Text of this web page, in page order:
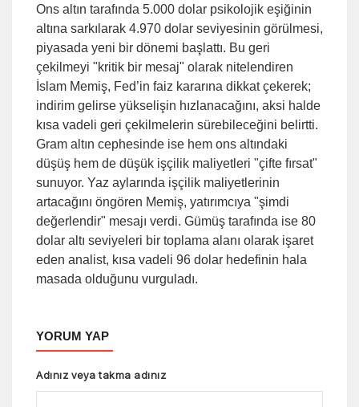
Ons altın tarafında 5.000 dolar psikolojik eşiğinin
altına sarkılarak 4.970 dolar seviyesinin görülmesi,
piyasada yeni bir dönemi başlattı. Bu geri
çekilmeyi "kritik bir mesaj" olarak nitelendiren
İslam Memiş, Fed’in faiz kararına dikkat çekerek;
indirim gelirse yükselişin hızlanacağını, aksi halde
kısa vadeli geri çekilmelerin sürebileceğini belirtti.
Gram altın cephesinde ise hem ons altındaki
düşüş hem de düşük işçilik maliyetleri "çifte fırsat"
sunuyor. Yaz aylarında işçilik maliyetlerinin
artacağını öngören Memiş, yatırımcıya "şimdi
değerlendir" mesajı verdi. Gümüş tarafında ise 80
dolar altı seviyeleri bir toplama alanı olarak işaret
eden analist, kısa vadeli 96 dolar hedefinin hala
masada olduğunu vurguladı.
YORUM YAP
Adınız veya takma adınız